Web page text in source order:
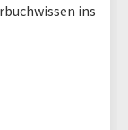
ins